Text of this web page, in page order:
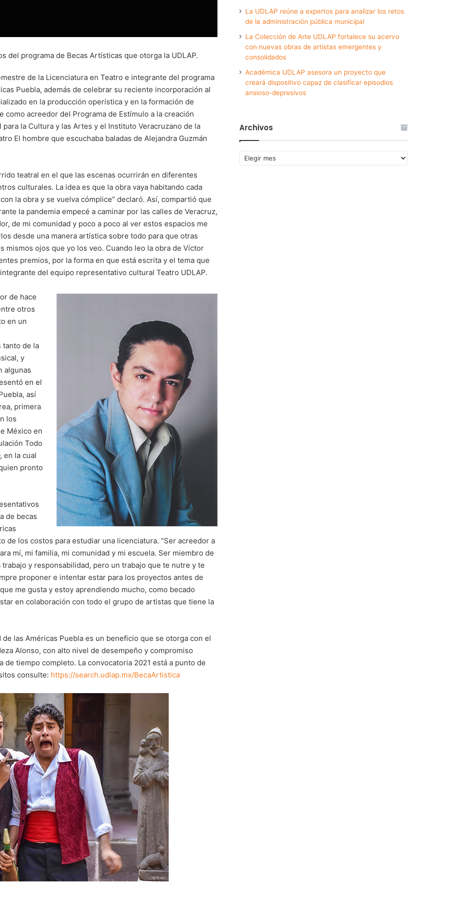
del programa de Becas Artísticas que otorga la UDLAP.
de la Licenciatura en Teatro e integrante del programa
Puebla, además de celebrar su reciente incorporación al
en la producción operística y en la formación de
acreedor del Programa de Estímulo a la creación
la Cultura y las Artes y el Instituto Veracruzano de la
El hombre que escuchaba baladas de Alejandra Guzmán
teatral en el que las escenas ocurrirán en diferentes
culturales. La idea es que la obra vaya habitando cada
la obra y se vuelva cómplice” declaró. Así, compartió que
la pandemia empecé a caminar por las calles de Veracruz,
de mi comunidad y poco a poco al ver estos espacios me
desde una manera artística sobre todo para que otras
mismos ojos que yo los veo. Cuando leo la obra de Víctor
premios, por la forma en que está escrita y el tema que
del equipo representativo cultural Teatro UDLAP.
de hace
otros
en un
tanto de la
y
algunas
en el
así
primera
los
México en
Todo
en la cual
pronto
de becas
de los costos para estudiar una licenciatura. “Ser acreedor a
mí, mi familia, mi comunidad y mi escuela. Ser miembro de
y responsabilidad, pero un trabajo que te nutre y te
proponer e intentar estar para los proyectos antes de
me gusta y estoy aprendiendo mucho, como becado
en colaboración con todo el grupo de artistas que tiene la
las Américas Puebla es un beneficio que se otorga con el
Alonso, con alto nivel de desempeño y compromiso
tiempo completo. La convocatoria 2021 está a punto de
consulte: https://search.udlap.mx/BecaArtistica
La UDLAP reúne a expertos para analizar los retos
de la administración pública municipal
La Colección de Arte UDLAP fortalece su acervo
con nuevas obras de artistas emergentes y
consolidados
Académica UDLAP asesora un proyecto que
creará dispositivo capaz de clasificar episodios
ansioso-depresivos
Archivos
Archivos